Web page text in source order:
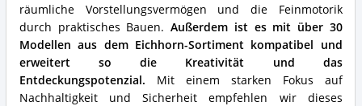
räumliche Vorstellungsvermögen und die Feinmotorik
durch praktisches Bauen.Außerdem ist es mit über 30
Modellen aus dem Eichhorn-Sortiment kompatibel und
erweitert so die Kreativität und das
Entdeckungspotenzial. Mit einem starken Fokus auf
Nachhaltigkeit und Sicherheit empfehlen wir dieses